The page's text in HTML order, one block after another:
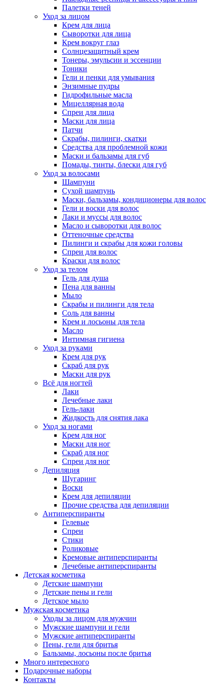
Палетки теней
Уход за лицом
Крем для лица
Сыворотки для лица
Крем вокруг глаз
Солнцезащитный крем
Тонеры, эмульсии и эссенции
Тоники
Гели и пенки для умывания
Энзимные пудры
Гидрофильные масла
Мицеллярная вода
Спреи для лица
Маски для лица
Патчи
Скрабы, пилинги, скатки
Средства для проблемной кожи
Маски и бальзамы для губ
Помады, тинты, блески для губ
Уход за волосами
Шампуни
Сухой шампунь
Маски, бальзамы, кондиционеры для волос
Гели и воски для волос
Лаки и муссы для волос
Масло и сыворотки для волос
Оттеночные средства
Пилинги и скрабы для кожи головы
Спреи для волос
Краски для волос
Уход за телом
Гель для душа
Пена для ванны
Мыло
Скрабы и пилинги для тела
Соль для ванны
Крем и лосьоны для тела
Масло
Интимная гигиена
Уход за руками
Крем для рук
Скраб для рук
Маски для рук
Всё для ногтей
Лаки
Лечебные лаки
Гель-лаки
Жидкость для снятия лака
Уход за ногами
Крем для ног
Маски для ног
Скраб для ног
Спреи для ног
Депиляция
Шугаринг
Воски
Крем для депиляции
Прочие средства для депиляции
Антиперспиранты
Гелевые
Спреи
Стики
Роликовые
Кремовые антиперспиранты
Лечебные антиперспиранты
Детская косметика
Детские шампуни
Детские пены и гели
Детское мыло
Мужская косметика
Уходы за лицом для мужчин
Мужские шампуни и гели
Мужские антиперспиранты
Пены, гели для бритья
Бальзамы, лосьоны после бритья
Много интересного
Подарочные наборы
Контакты